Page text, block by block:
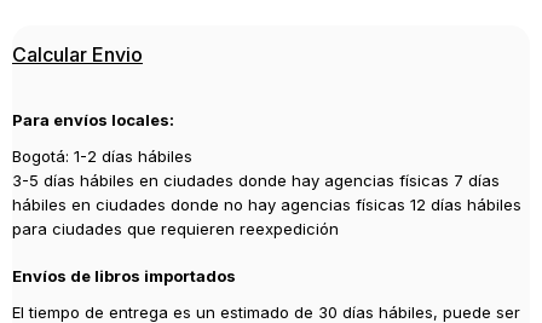
PENGUIN CLASICOS
2026
Calcular Envio
Para envíos locales:
Bogotá: 1-2 días hábiles
3-5 días hábiles en ciudades donde hay agencias físicas 7 días
hábiles en ciudades donde no hay agencias físicas 12 días hábiles
para ciudades que requieren reexpedición
Envíos de libros importados
El tiempo de entrega es un estimado de 30 días hábiles, puede ser